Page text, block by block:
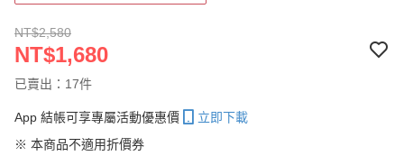
NT$2,580
NT$1,680
已賣出：17件
App 結帳可享專屬活動優惠價
立即下載
※ 本商品不適用折價券